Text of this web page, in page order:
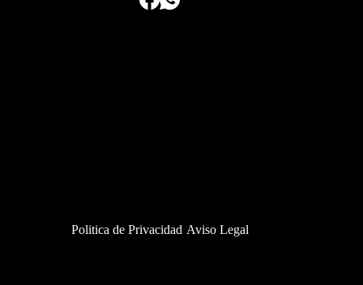
Politica de Privacidad Aviso Legal